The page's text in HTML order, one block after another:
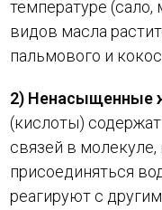
температуре
видов масла
пальмового и
2) Ненасыщенные
(кислоты)
связей в
присоединяться
реагируют с